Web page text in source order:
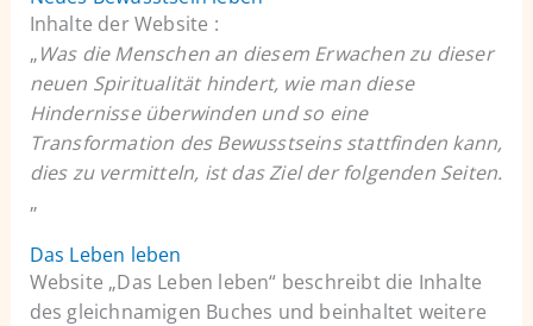
Inhalte der Website :
„Was die Menschen an diesem Erwachen zu dieser
neuen Spiritualität hindert, wie man diese
Hindernisse überwinden und so eine
Transformation des Bewusstseins stattfinden kann,
dies zu vermitteln, ist das Ziel der folgenden Seiten.
„
Das Leben leben
Website „Das Leben leben“ beschreibt die Inhalte
des gleichnamigen Buches und beinhaltet weitere